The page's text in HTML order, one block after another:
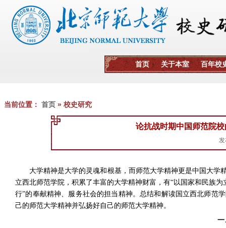
当前位置： 首页 » 校史研究
论抗战时期中国师范院
大学精神是大学的灵魂和根基，而师范大学精神更是中国大
立西北师范学院，积累了丰富的大学精神财富，有“以国家和民族
行”的奉献精神、服务社会的担当精神。总结和解读国立西北师范
己的师范大学精神并弘扬好自己的师范大学精神。
一